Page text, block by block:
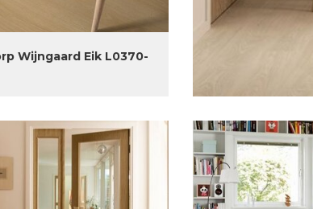
Wijngaard Eik L0370-